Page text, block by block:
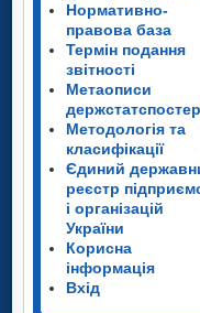
Нормативно-
правова база
Термін подання
звітності
Метаописи
Методологія та
класифікації
Єдиний
реєстр
і організацій
України
Корисна
інформація
Вхід